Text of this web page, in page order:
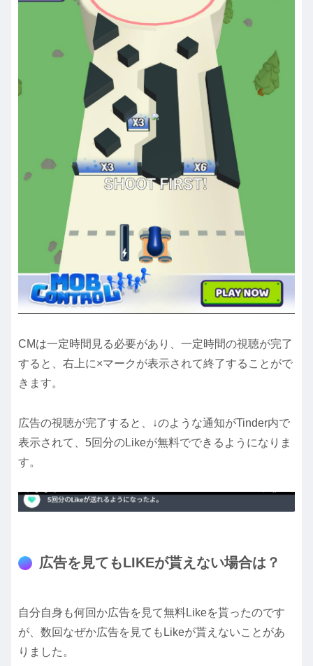
CMは一定時間見る必要があり、一定時間の視聴が完了
すると、右上に×マークが表示されて終了することがで
きます。
広告の視聴が完了すると、↓のような通知がTinder内で
表示されて、5回分のLikeが無料でできるようになりま
す。
広告を見てもLIKEが貰えない場合は？
自分自身も何回か広告を見て無料Likeを貰ったのです
が、数回なぜか広告を見てもLikeが貰えないことがあ
りました。